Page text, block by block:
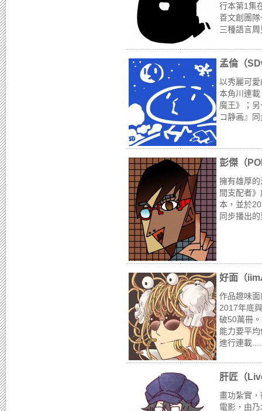
行本第1集
善文創團
三種語言
孟倫（
以秀麗可
本角川連
魔王》；
コ静画』
彭傑（
擁有雄厚
間支配者
本，並於
同步播出
好面（
作品趣味
2017年底
破50萬冊
能力要平
進行連載
肝匠（
畫功紮實
電影，由